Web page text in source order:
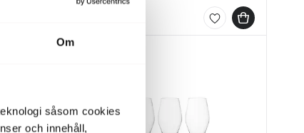
Om
såsom cookies
och innehåll,